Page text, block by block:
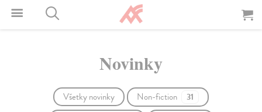
Novinky
Všetky novinky Non-fiction 31